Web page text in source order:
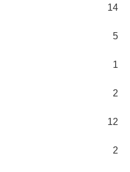
14
5
1
2
12
2